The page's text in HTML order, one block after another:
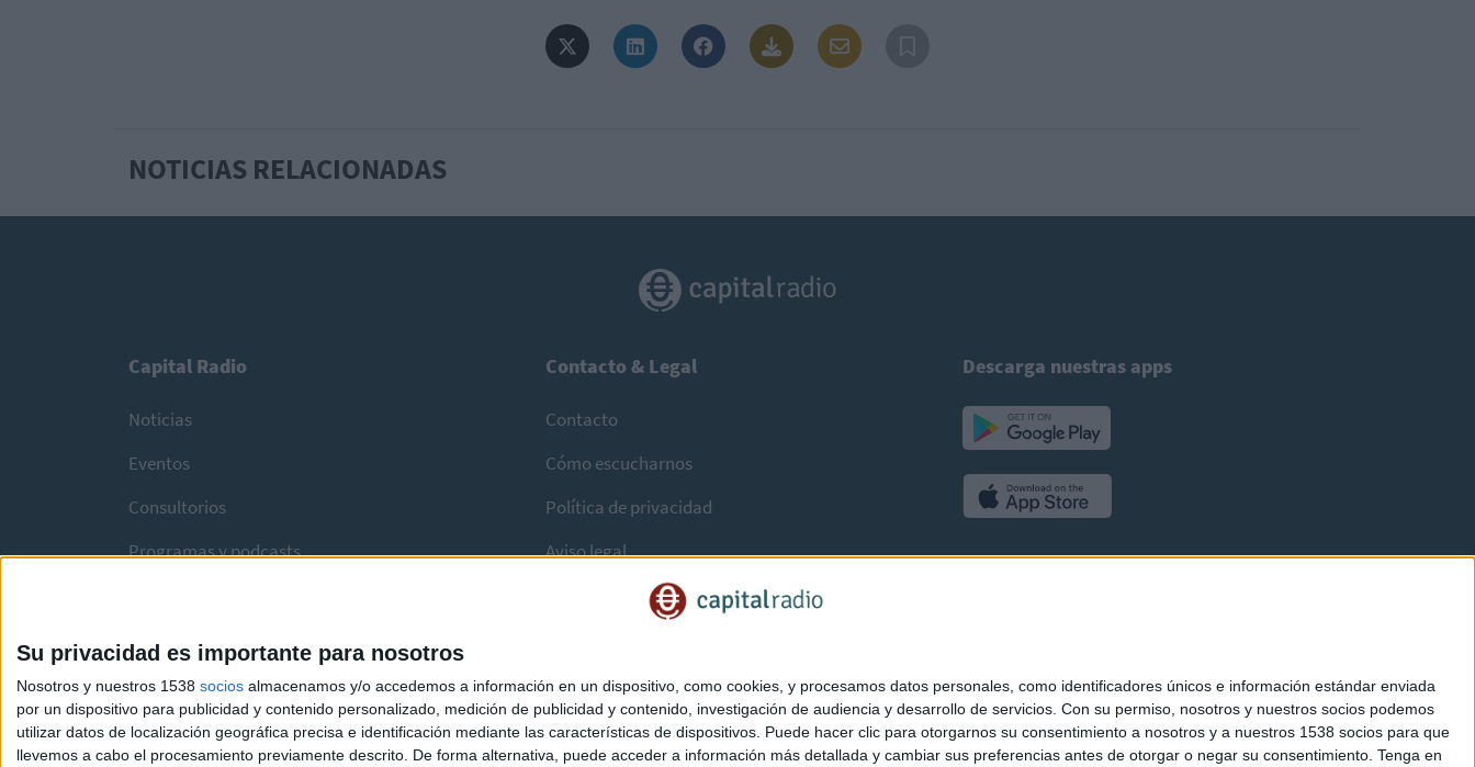
Su privacidad es importante para nosotros
Nosotros y nuestros 1538 socios almacenamos y/o accedemos a información en un dispositivo, como cookies, y procesamos datos personales, como identificadores únicos e información estándar enviada
por un dispositivo para publicidad y contenido personalizado, medición de publicidad y contenido, investigación de audiencia y desarrollo de servicios. Con su permiso, nosotros y nuestros socios podemos
utilizar datos de localización geográfica precisa e identificación mediante las características de dispositivos. Puede hacer clic para otorgarnos su consentimiento a nosotros y a nuestros 1538 socios para que
llevemos a cabo el procesamiento previamente descrito. De forma alternativa, puede acceder a información más detallada y cambiar sus preferencias antes de otorgar o negar su consentimiento. Tenga en
NOTICIAS RELACIONADAS
Capital Radio
Noticias
Eventos
Consultorios
Programas y podcasts
Contacto & Legal
Contacto
Cómo escucharnos
Política de privacidad
Aviso legal
Descarga nuestras apps